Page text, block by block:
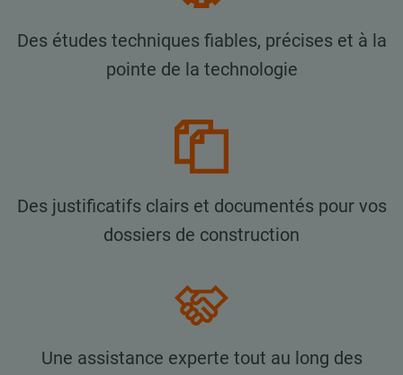
Des études techniques fiables, précises et à la
pointe de la technologie
Des justificatifs clairs et documentés pour vos
dossiers de construction
Une assistance experte tout au long des